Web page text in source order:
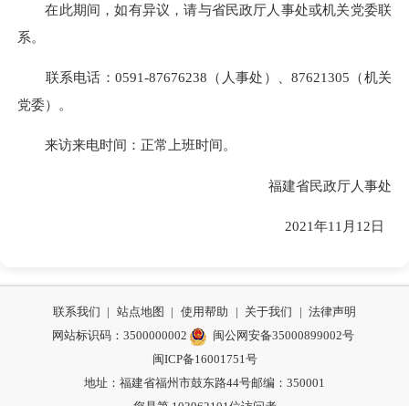
在此期间，如有异议，请与省民政厅人事处或机关党委联
系。
联系电话：0591-87676238（人事处）、87621305（机关
党委）。
来访来电时间：正常上班时间。
福建省民政厅人事处
2021年11月12日
联系我们 | 站点地图 | 使用帮助 | 关于我们 | 法律声明
网站标识码：3500000002
闽公网安备35000899002号
闽ICP备16001751号
地址：福建省福州市鼓东路44号邮编：350001